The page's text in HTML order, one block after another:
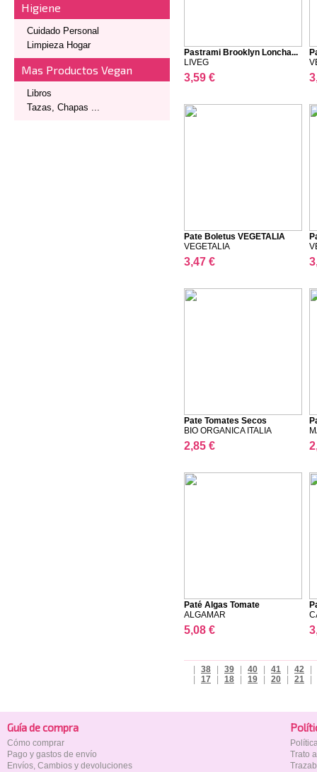
Higiene
Cuidado Personal
Limpieza Hogar
Mas Productos Vegan
Libros
Tazas, Chapas ...
Pastrami Brooklyn Loncha...
LIVEG
3,59 €
Pate Boletus VEGETALIA
VEGETALIA
3,47 €
Pate Tomates Secos
BIO ORGANICA ITALIA
2,85 €
Paté Algas Tomate
ALGAMAR
5,08 €
42
41
40
39
38
21
20
19
18
17
Guía de compra
Cómo comprar
Pago y gastos de envío
Envíos, Cambios y devoluciones
Trato